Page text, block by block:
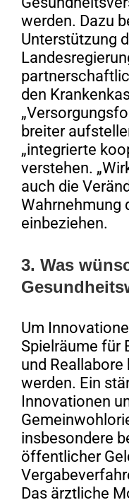
werden. Dazu
Unterstützung
den
breiter
„integrierte
verstehen.
auch die
Wahrnehmung
einbeziehen.
3. Was
Um
Spielräume für
und
werden. Ein
Innovationen
insbesondere
öffentlicher
Das ärztliche